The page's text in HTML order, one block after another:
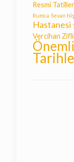
Resmi Tatiller
Rumca Sevan
Hastanesi
Vercihan